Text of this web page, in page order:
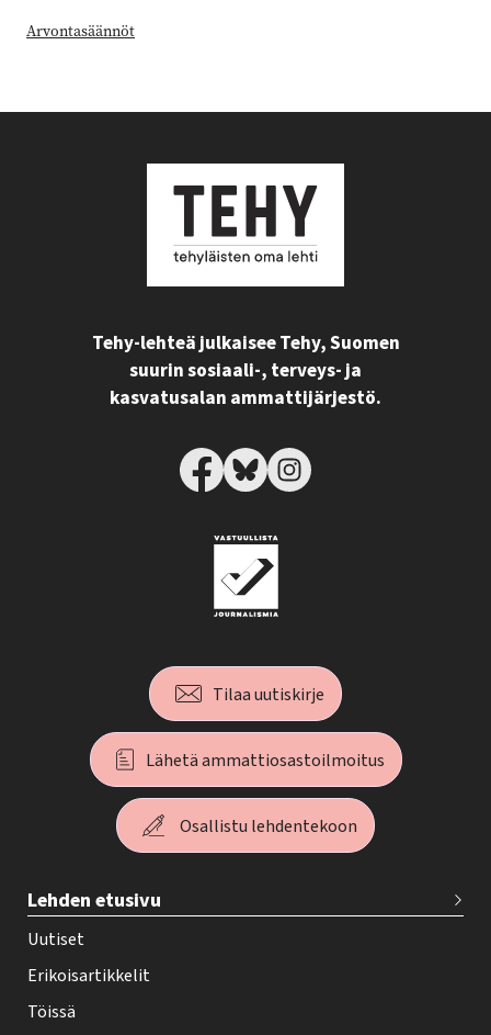
Arvontasäännöt
Tehy-lehteä julkaisee Tehy, Suomen
suurin sosiaali-, terveys- ja
kasvatusalan ammattijärjestö.
Tilaa uutiskirje
Lähetä ammattiosastoilmoitus
Osallistu lehdentekoon
e
h
y
-
Lehden etusivu
Uutiset
Erikoisartikkelit
Töissä